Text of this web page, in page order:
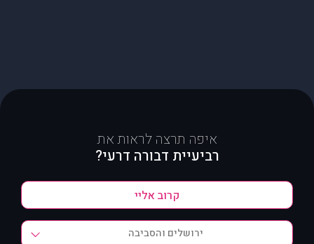
איפה תרצה לראות את
רביעיית דבורה דרעי?
ירושלים והסביבה